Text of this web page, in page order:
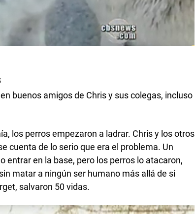
buenos amigos de Chris y sus colegas, incluso
los perros empezaron a ladrar. Chris y los otros
cuenta de lo serio que era el problema. Un
entrar en la base, pero los perros lo atacaron,
matar a ningún ser humano más allá de si
salvaron 50 vidas.